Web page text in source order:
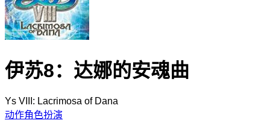
伊苏8：达娜的安魂曲
Ys VIII: Lacrimosa of Dana
动作角色扮演